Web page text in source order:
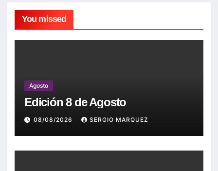
You missed
Agosto
Edición 8 de Agosto
08/08/2026 SERGIO MARQUEZ